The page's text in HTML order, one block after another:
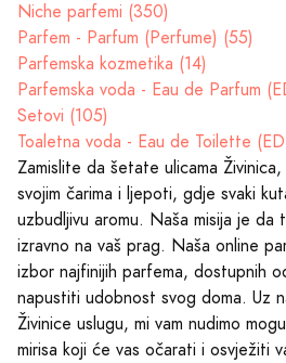
Niche parfemi (350)
Parfem - Parfum (Perfume) (55)
Parfemska kozmetika (14)
Parfemska voda - Eau de Parfum
Setovi (105)
Toaletna voda - Eau de Toilette
Zamislite da šetate ulicama
svojim čarima i ljepoti, gdje svaki
uzbudljivu aromu. Naša misija je da
izravno na vaš prag. Naša online
izbor najfinijih parfema, dostupnih
napustiti udobnost svog doma. Uz
Živinice uslugu, mi vam nudimo
mirisa koji će vas očarati i osvježiti